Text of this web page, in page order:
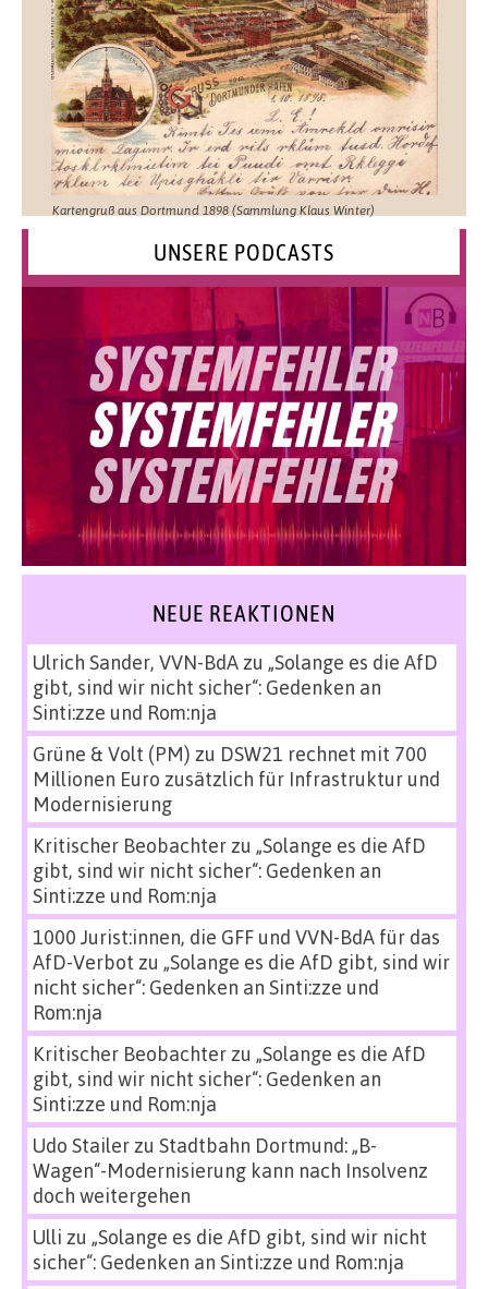
Kartengruß aus Dortmund 1898 (Sammlung Klaus Winter)
UNSERE PODCASTS
NEUE REAKTIONEN
Ulrich Sander, VVN-BdAzu „Solange es die AfD
gibt, sind wir nicht sicher“: Gedenken an
Sinti:zze und Rom:nja
Grüne & Volt (PM) zu DSW21 rechnet mit 700
Millionen Euro zusätzlich für Infrastruktur und
Modernisierung
Kritischer Beobachterzu „Solange es die AfD
gibt, sind wir nicht sicher“: Gedenken an
Sinti:zze und Rom:nja
1000 Jurist:innen, die GFF und VVN-BdA für das
AfD-Verbot zu „Solange es die AfD gibt, sind wir
nicht sicher“: Gedenken an Sinti:zze und
Rom:nja
Kritischer Beobachterzu „Solange es die AfD
gibt, sind wir nicht sicher“: Gedenken an
Sinti:zze und Rom:nja
Udo Stailerzu Stadtbahn Dortmund: „B-
Wagen“-Modernisierung kann nach Insolvenz
doch weitergehen
Ulli zu „Solange es die AfD gibt, sind wir nicht
sicher“: Gedenken an Sinti:zze und Rom:nja